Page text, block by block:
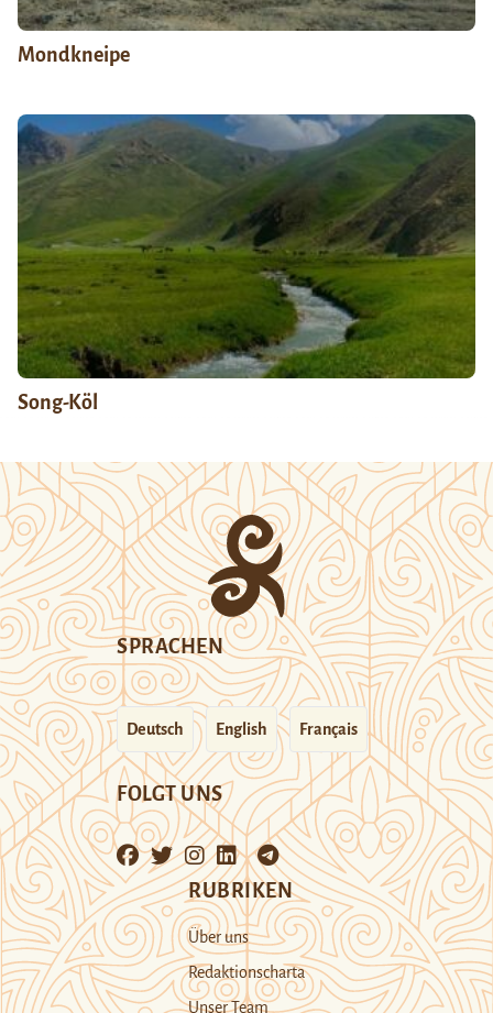
Mondkneipe
Song-Köl
SPRACHEN
Deutsch English Français
FOLGT UNS
RUBRIKEN
Über uns
Redaktionscharta
Unser Team